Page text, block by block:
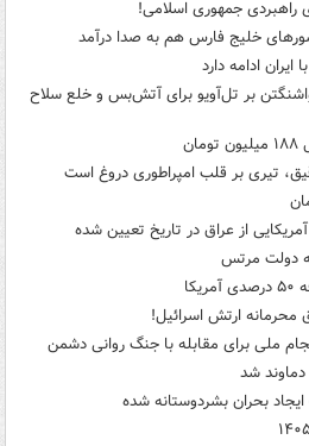
راهبردی جمهوری اسلامی!
خلیج فارس هم به صدا درآمد
ادامه دارد
واشنگتن بر تل‌آویو برای آتش‌بس و خلع سلاح
تیری بر قلب امپراطوری دروغ است
از عراق در تاریخ تعیین شده
دولت مرتس
محرمانه ارتش اسرائیل!
ملی برای مقابله با جنگ روانی دشمن
دماوند شد
بحران بشردوستانه شده